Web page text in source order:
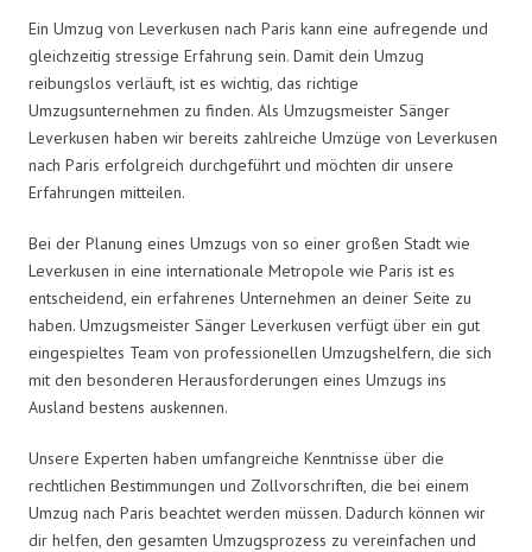
Ein Umzug von Leverkusen nach Paris kann eine aufregende und
gleichzeitig stressige Erfahrung sein. Damit dein Umzug
reibungslos verläuft, ist es wichtig, das richtige
Umzugsunternehmen zu finden. Als Umzugsmeister Sänger
Leverkusen haben wir bereits zahlreiche Umzüge von Leverkusen
nach Paris erfolgreich durchgeführt und möchten dir unsere
Erfahrungen mitteilen.
Bei der Planung eines Umzugs von so einer großen Stadt wie
Leverkusen in eine internationale Metropole wie Paris ist es
entscheidend, ein erfahrenes Unternehmen an deiner Seite zu
haben. Umzugsmeister Sänger Leverkusen verfügt über ein gut
eingespieltes Team von professionellen Umzugshelfern, die sich
mit den besonderen Herausforderungen eines Umzugs ins
Ausland bestens auskennen.
Unsere Experten haben umfangreiche Kenntnisse über die
rechtlichen Bestimmungen und Zollvorschriften, die bei einem
Umzug nach Paris beachtet werden müssen. Dadurch können wir
dir helfen, den gesamten Umzugsprozess zu vereinfachen und